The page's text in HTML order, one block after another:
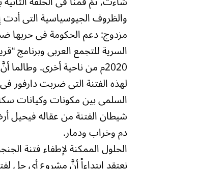
والظروف الجيوسياسية التى أدت
مزدوج: دعم الحكومة فى حربها
السرية للتجمع العربى وبرنامج
2020م من ناحية أخرى.
لهذه الفتنة التى ضربت دارفور
السلمى بين مكونات وكيانات
شيطان الفتنة من عقاله فيحيل
دم وخراب ودمار.
الحلول الممكنة لإطفاء فتنة